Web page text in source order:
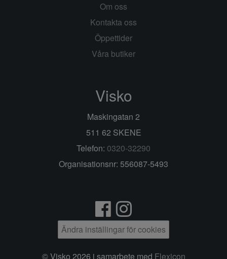
Om oss
Kontakta oss
Öppettider
Våra butiker
Visko
Maskingatan 2
511 62 SKENE
Telefon: 0320-32290
Organisationsnr: 556087-5493
Ändra inställingar för cookies
© Visko 2026 i samarbete med Flexicon